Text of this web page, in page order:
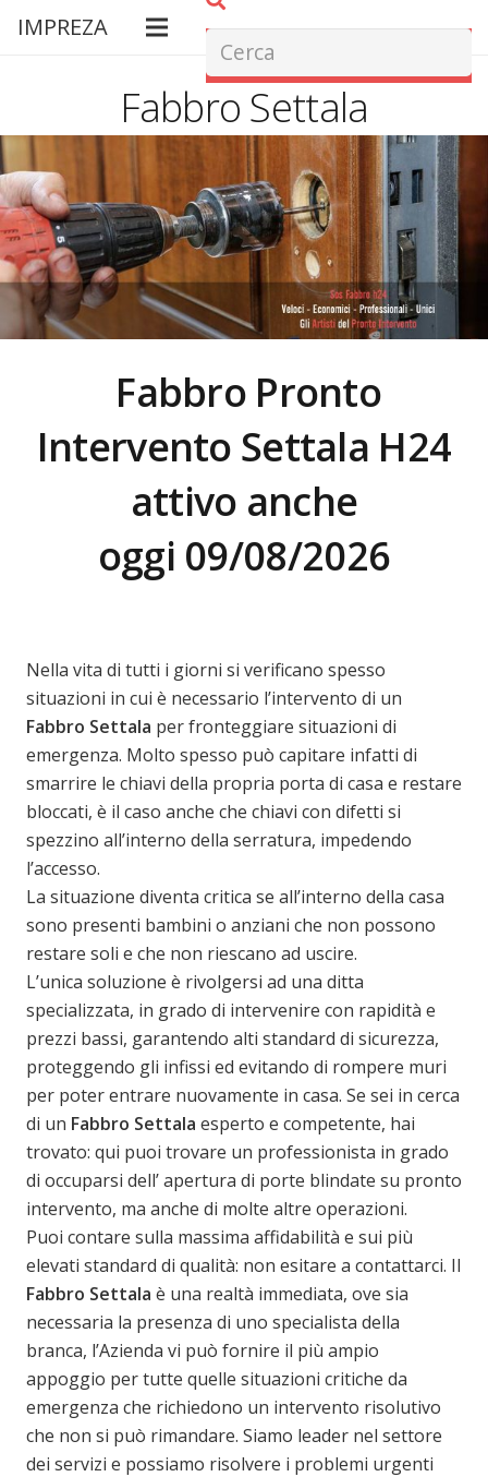
IMPREZA
Fabbro Settala
Fabbro Pronto
Intervento Settala H24
attivo anche
oggi 09/08/2026
Nella vita di tutti i giorni si verificano spesso
situazioni in cui è necessario l’intervento di un
Fabbro Settala per fronteggiare situazioni di
emergenza. Molto spesso può capitare infatti di
smarrire le chiavi della propria porta di casa e restare
bloccati, è il caso anche che chiavi con difetti si
spezzino all’interno della serratura, impedendo
l’accesso.
La situazione diventa critica se all’interno della casa
sono presenti bambini o anziani che non possono
restare soli e che non riescano ad uscire.
L’unica soluzione è rivolgersi ad una ditta
specializzata, in grado di intervenire con rapidità e
prezzi bassi, garantendo alti standard di sicurezza,
proteggendo gli infissi ed evitando di rompere muri
per poter entrare nuovamente in casa. Se sei in cerca
di un Fabbro Settala esperto e competente, hai
trovato: qui puoi trovare un professionista in grado
di occuparsi dell’ apertura di porte blindate su pronto
intervento, ma anche di molte altre operazioni.
Puoi contare sulla massima affidabilità e sui più
elevati standard di qualità: non esitare a contattarci. Il
Fabbro Settala è una realtà immediata, ove sia
necessaria la presenza di uno specialista della
branca, l’Azienda vi può fornire il più ampio
appoggio per tutte quelle situazioni critiche da
emergenza che richiedono un intervento risolutivo
che non si può rimandare. Siamo leader nel settore
dei servizi e possiamo risolvere i problemi urgenti